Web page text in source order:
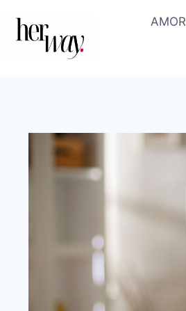
contenido
AMOR